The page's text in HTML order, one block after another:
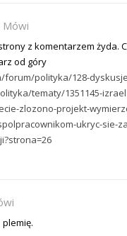
Mówi
z komentarzem żyda.
od góry
forum/polityka/128-
tematy/1351145-
zlozono-projekt-
ukryc-sie-